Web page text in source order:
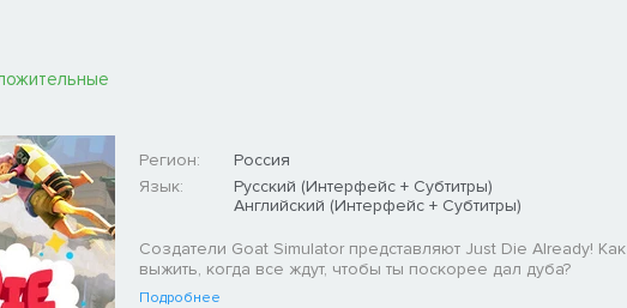
Регион:
Россия
Язык:
Русский (Интерфейс + Субтитры)
Английский (Интерфейс + Субтитры)
Создатели Goat Simulator представляют Just Die Already! Как
выжить, когда все ждут, чтобы ты поскорее дал дуба?
Подробнее